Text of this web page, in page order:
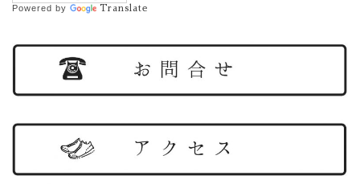
Powered by Translate